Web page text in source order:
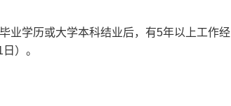
业学历或大学本科结业后，有5年以上工作经
）。